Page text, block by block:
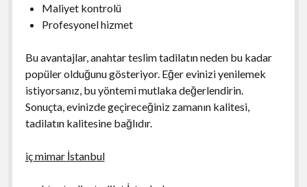
Maliyet kontrolü
Profesyonel hizmet
Bu avantajlar, anahtar teslim tadilatın neden bu kadar
popüler olduğunu gösteriyor. Eğer evinizi yenilemek
istiyorsanız, bu yöntemi mutlaka değerlendirin.
Sonuçta, evinizde geçireceğiniz zamanın kalitesi,
tadilatın kalitesine bağlıdır.
iç mimar İstanbul